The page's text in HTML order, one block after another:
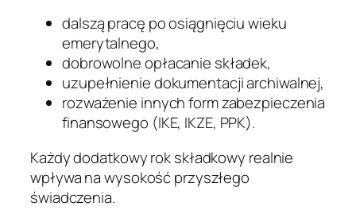
dalszą pracę po osiągnięciu wieku
emerytalnego,
dobrowolne opłacanie składek,
uzupełnienie dokumentacji archiwalnej,
rozważenie innych form zabezpieczenia
finansowego (IKE, IKZE, PPK).
Każdy dodatkowy rok składkowy realnie
wpływa na wysokość przyszłego
świadczenia.